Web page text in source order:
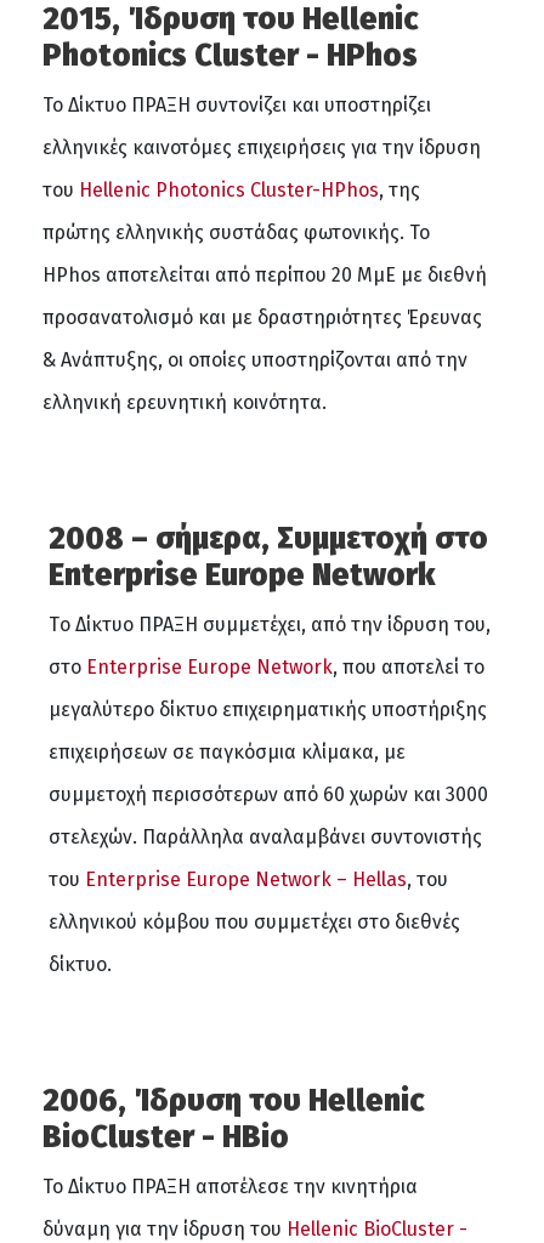
2015, Ίδρυση του Hellenic
Photonics Cluster - HPhos
Το Δίκτυο ΠΡΑΞΗ συντονίζει και υποστηρίζει
ελληνικές καινοτόμες επιχειρήσεις για την ίδρυση
του Hellenic Photonics Cluster-HPhos, της
πρώτης ελληνικής συστάδας φωτονικής. Το
HPhos αποτελείται από περίπου 20 ΜμΕ με διεθνή
προσανατολισμό και με δραστηριότητες Έρευνας
& Ανάπτυξης, οι οποίες υποστηρίζονται από την
ελληνική ερευνητική κοινότητα.
2008 – σήμερα, Συμμετοχή στο
Enterprise Europe Network
Tο Δίκτυο ΠΡΑΞΗ συμμετέχει, από την ίδρυση του,
στο Enterprise Europe Network, που αποτελεί το
μεγαλύτερο δίκτυο επιχειρηματικής υποστήριξης
επιχειρήσεων σε παγκόσμια κλίμακα, με
συμμετοχή περισσότερων από 60 χωρών και 3000
στελεχών. Παράλληλα αναλαμβάνει συντονιστής
του Enterprise Europe Network – Hellas, του
ελληνικού κόμβου που συμμετέχει στο διεθνές
δίκτυο.
2006, Ίδρυση του Hellenic
BioCluster - HBio
Το Δίκτυο ΠΡΑΞΗ αποτέλεσε την κινητήρια
δύναμη για την ίδρυση του Hellenic BioCluster -